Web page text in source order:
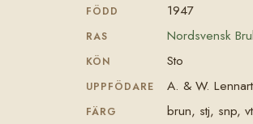
FÖDD 1947
RAS Nordsvensk
KÖN Sto
UPPFÖDARE A. & W.
FÄRG brun, stj, snp,